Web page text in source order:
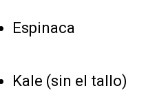
Espinaca
Kale (sin el tallo)